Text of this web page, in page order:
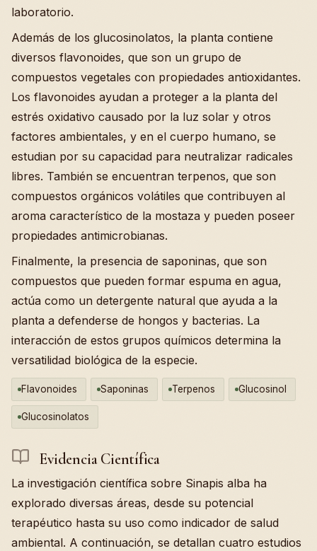
laboratorio.
Además de los glucosinolatos, la planta contiene
diversos flavonoides, que son un grupo de
compuestos vegetales con propiedades antioxidantes.
Los flavonoides ayudan a proteger a la planta del
estrés oxidativo causado por la luz solar y otros
factores ambientales, y en el cuerpo humano, se
estudian por su capacidad para neutralizar radicales
libres. También se encuentran terpenos, que son
compuestos orgánicos volátiles que contribuyen al
aroma característico de la mostaza y pueden poseer
propiedades antimicrobianas.
Finalmente, la presencia de saponinas, que son
compuestos que pueden formar espuma en agua,
actúa como un detergente natural que ayuda a la
planta a defenderse de hongos y bacterias. La
interacción de estos grupos químicos determina la
versatilidad biológica de la especie.
Flavonoides Saponinas Terpenos Glucosinol
Glucosinolatos
Evidencia Científica
La investigación científica sobre Sinapis alba ha
explorado diversas áreas, desde su potencial
terapéutico hasta su uso como indicador de salud
ambiental. A continuación, se detallan cuatro estudios